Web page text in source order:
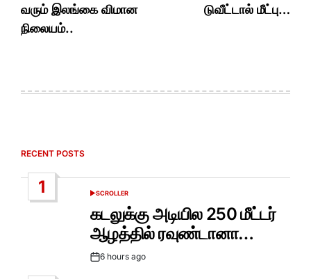
வரும் இலங்கை விமான
நிலையம்..
டுவீட்டால் மீட்பு…
RECENT POSTS
1
POSTED
SCROLLER
கடலுக்கு அடியில 250 மீட்டர்
ஆழத்தில் ரவுண்டானா…
Post6 hours ago